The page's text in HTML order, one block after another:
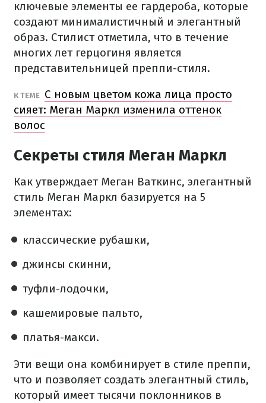
ключевые элементы ее гардероба, которые
создают минималистичный и элегантный
образ. Стилист отметила, что в течение
многих лет герцогиня является
представительницей преппи-стиля.
К ТЕМЕ С новым цветом кожа лица просто
сияет: Меган Маркл изменила оттенок
волос
Секреты стиля Меган Маркл
Как утверждает Меган Ваткинс, элегантный
стиль Меган Маркл базируется на 5
элементах:
классические рубашки,
джинсы скинни,
туфли-лодочки,
кашемировые пальто,
платья-макси.
Эти вещи она комбинирует в стиле преппи,
что и позволяет создать элегантный стиль,
который имеет тысячи поклонников в